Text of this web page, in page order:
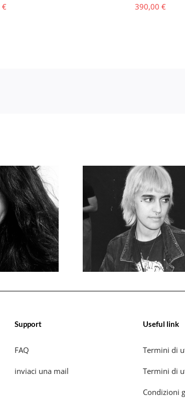
€ 390,00€
Support
FAQ
inviaci una mail
Useful link
Termini di
Termini di
Condizioni